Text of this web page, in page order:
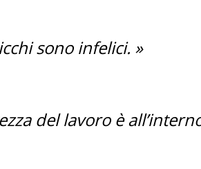
sono infelici. »
del lavoro è